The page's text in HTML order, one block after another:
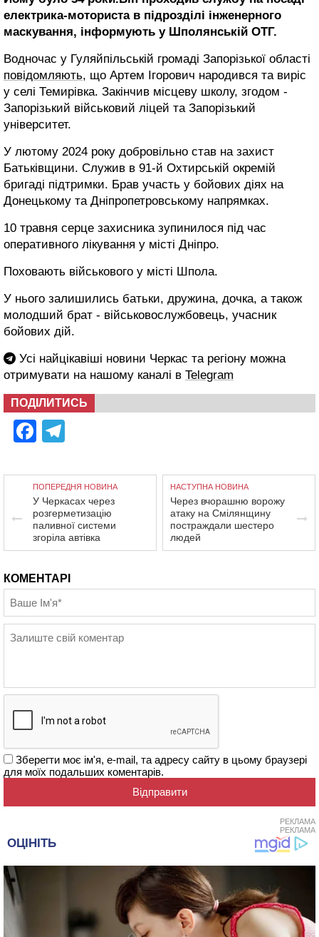
електрика-моториста в підрозділі інженерного
маскування, інформують у Шполянській ОТГ.
Водночас у Гуляйпільській громаді Запорізької області
повідомляють, що Артем Ігорович народився та виріс
у селі Темирівка. Закінчив місцеву школу, згодом -
Запорізький військовий ліцей та Запорізький
університет.
У лютому 2024 року добровільно став на захист
Батьківщини. Служив в 91-й Охтирській окремій
бригаді підтримки. Брав участь у бойових діях на
Донецькому та Дніпропетровському напрямках.
10 травня серце захисника зупинилося під час
оперативного лікування у місті Дніпро.
Поховають військового у місті Шпола.
У нього залишились батьки, дружина, дочка, а також
молодший брат - військовослужбовець, учасник
бойових дій.
Усі найцікавіші новини Черкас та регіону можна
отримувати на нашому каналі в Telegram
ПОДІЛИТИСЬ
Facebook
ПОПЕРЕДНЯ НОВИНА
У Черкасах через
розгерметизацію
паливної системи
згоріла автівка
НАСТУПНА НОВИНА
Через вчорашню ворожу
атаку на Смілянщину
постраждали шестеро
людей
КОМЕНТАРІ
Зберегти моє ім'я, e-mail, та адресу сайту в цьому браузері
для моїх подальших коментарів.
РЕКЛАМА
РЕКЛАМА